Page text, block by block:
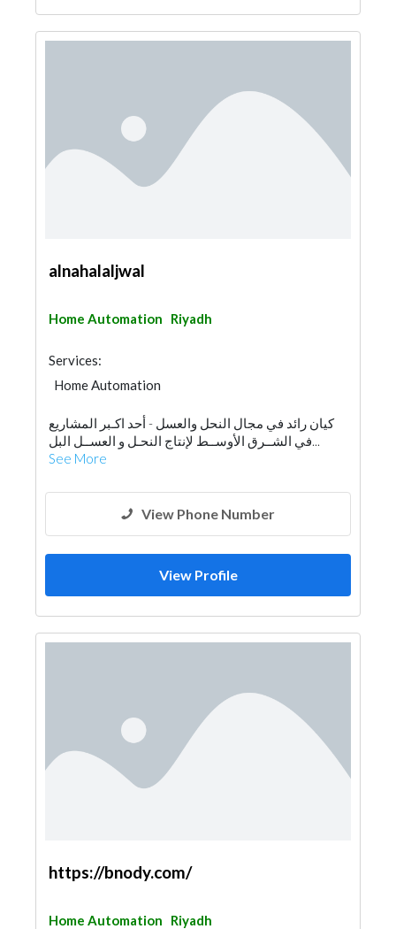
alnahalaljwal
Home Automation Riyadh
Services:
Home Automation
كيان رائد في مجال النحل والعسل - أحد اكـبر المشاريع
في الشــرق الأوســط لإنتاج النحـل و العســل البل...
See More
View Phone Number
View Profile
https://bnody.com/
Home Automation Riyadh